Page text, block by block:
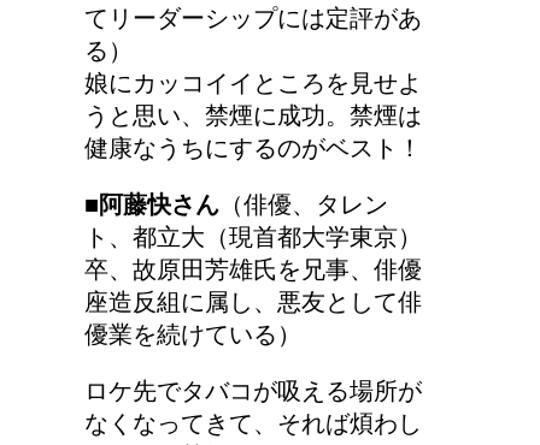
てリーダーシップには定評があ
る）
娘にカッコイイところを見せよ
うと思い、禁煙に成功。禁煙は
健康なうちにするのがベスト！
■阿藤快さん （俳優、タレン
ト、都立大（現首都大学東京）
卒、故原田芳雄氏を兄事、俳優
座造反組に属し、悪友として俳
優業を続けている）
ロケ先でタバコが吸える場所が
なくなってきて、それば煩わし